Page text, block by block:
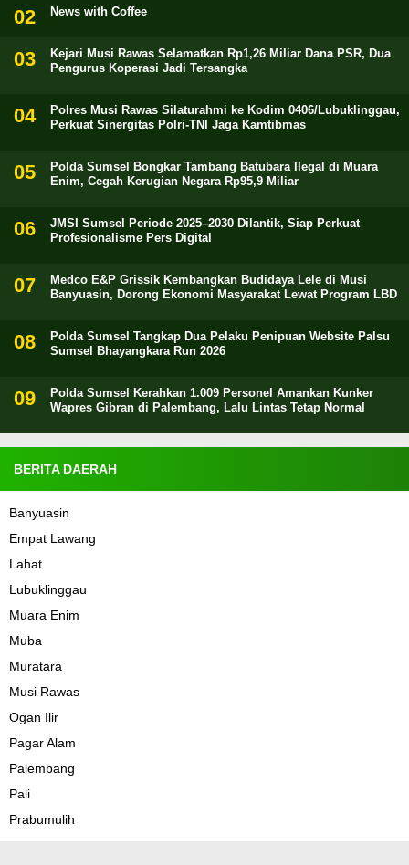
News with Coffee
Kejari Musi Rawas Selamatkan Rp1,26 Miliar Dana PSR, Dua
Pengurus Koperasi Jadi Tersangka
Polres Musi Rawas Silaturahmi ke Kodim 0406/Lubuklinggau,
Perkuat Sinergitas Polri-TNI Jaga Kamtibmas
Polda Sumsel Bongkar Tambang Batubara Ilegal di Muara
Enim, Cegah Kerugian Negara Rp95,9 Miliar
JMSI Sumsel Periode 2025–2030 Dilantik, Siap Perkuat
Profesionalisme Pers Digital
Medco E&P Grissik Kembangkan Budidaya Lele di Musi
Banyuasin, Dorong Ekonomi Masyarakat Lewat Program LBD
Polda Sumsel Tangkap Dua Pelaku Penipuan Website Palsu
Sumsel Bhayangkara Run 2026
Polda Sumsel Kerahkan 1.009 Personel Amankan Kunker
Wapres Gibran di Palembang, Lalu Lintas Tetap Normal
BERITA DAERAH
Banyuasin
Empat Lawang
Lahat
Lubuklinggau
Muara Enim
Muba
Muratara
Musi Rawas
Ogan Ilir
Pagar Alam
Palembang
Pali
Prabumulih